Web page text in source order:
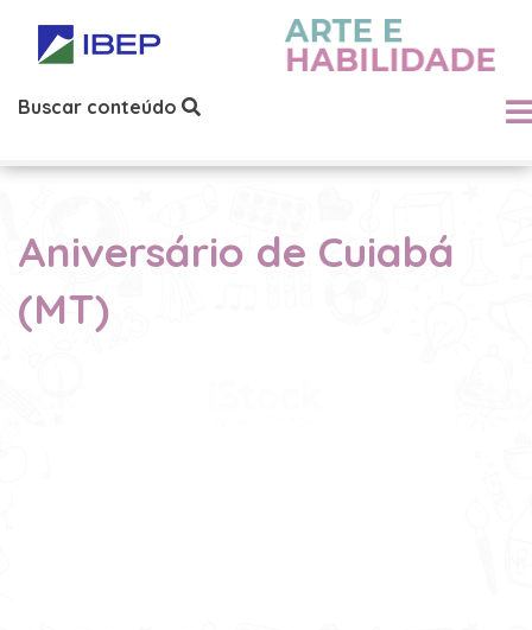
Buscar conteúdo
Aniversário de Cuiabá
(MT)